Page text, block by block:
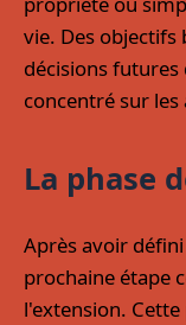
vie. Des
décisions
concentré sur
La phase
Après avoir
prochaine étape
l'extension.